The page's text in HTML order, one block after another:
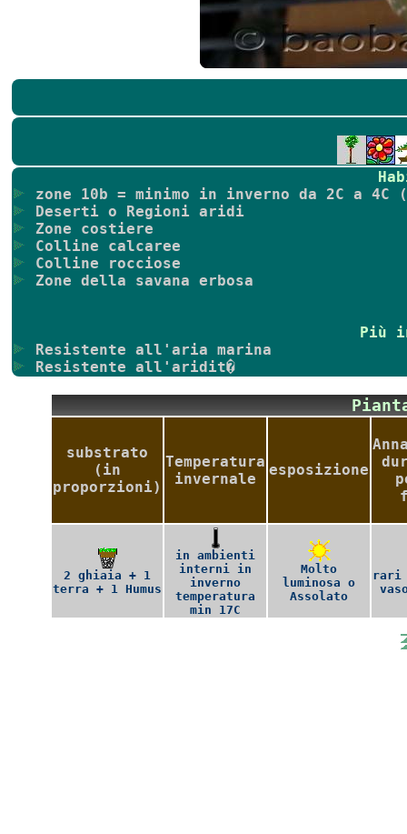
zone 10b = minimo in inverno da 2C a 4C
Deserti o Regioni aridi
Zone costiere
Colline calcaree
Colline rocciose
Zone della savana erbosa
Più
Resistente all'aria marina
Resistente all'aridit�
substrato
(in
proporzioni)
Temperatura
invernale
esposizione
2 ghiaia + 1
terra + 1 Humus
in ambienti
interni in
inverno
temperatura
min 17C
Molto
luminosa o
Assolato
rari